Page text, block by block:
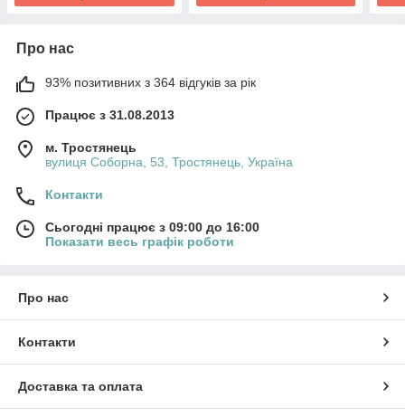
Про нас
93% позитивних з 364 відгуків за рік
Працює з 31.08.2013
м. Тростянець
вулиця Соборна, 53, Тростянець, Україна
Контакти
Сьогодні працює з 09:00 до 16:00
Показати весь графік роботи
Про нас
Контакти
Доставка та оплата